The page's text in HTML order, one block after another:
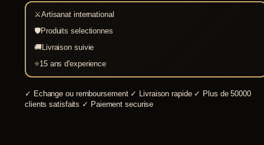
⚔Artisanat international
🛡Produits selectionnes
🚚Livraison suivie
⭐15 ans d'experience
✓ Echange ou remboursement ✓ Livraison rapide ✓ Plus de 50000
clients satisfaits ✓ Paiement securise